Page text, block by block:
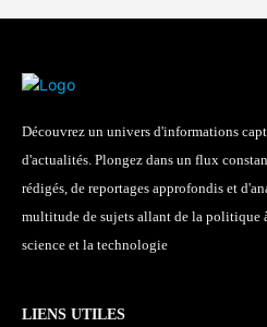
Découvrez un univers d'informations
d'actualités. Plongez dans un flux
rédigés, de reportages approfondis et
multitude de sujets allant de la politique
science et la technologie
LIENS UTILES